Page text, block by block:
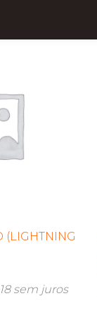
(LIGHTNING
sem juros